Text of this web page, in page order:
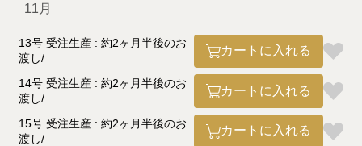
11月
13号 受注生産 : 約2ヶ月半後のお
渡し
カートに入れる
14号 受注生産 : 約2ヶ月半後のお
渡し
カートに入れる
15号 受注生産 : 約2ヶ月半後のお
渡し
カートに入れる